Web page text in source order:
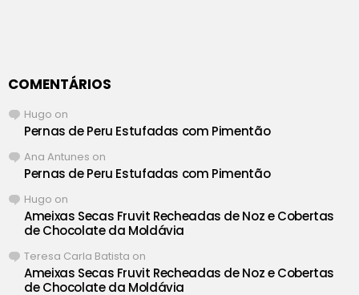
COMENTÁRIOS
Hugo on
Pernas de Peru Estufadas com Pimentão
Ana Antunes on
Pernas de Peru Estufadas com Pimentão
Hugo on
Ameixas Secas Fruvit Recheadas de Noz e Cobertas
de Chocolate da Moldávia
Teresa Carla Batista on
Ameixas Secas Fruvit Recheadas de Noz e Cobertas
de Chocolate da Moldávia